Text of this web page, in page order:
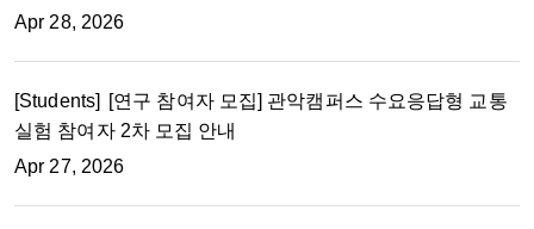
Apr 28, 2026
[Students]
[연구 참여자 모집] 관악캠퍼스 수요응답형 교통
실험 참여자 2차 모집 안내
Apr 27, 2026